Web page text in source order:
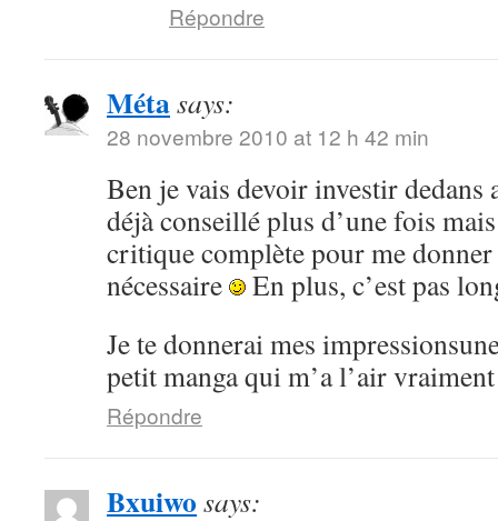
Répondre
Métasays:
28 novembre 2010 at 12 h 42 min
Ben je vais devoir investir dedans
déjà conseillé plus d’une fois
critique complète pour me
nécessaire
En plus, c’est pas
Je te donnerai mes
petit manga qui m’a l’air
Répondre
Bxuiwo says: